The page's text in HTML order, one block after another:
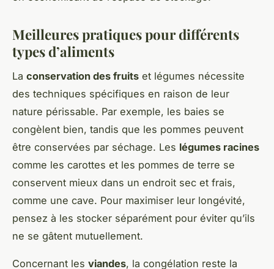
Meilleures pratiques pour différents
types d’aliments
La conservation des fruits et légumes nécessite
des techniques spécifiques en raison de leur
nature périssable. Par exemple, les baies se
congèlent bien, tandis que les pommes peuvent
être conservées par séchage. Les légumes racines
comme les carottes et les pommes de terre se
conservent mieux dans un endroit sec et frais,
comme une cave. Pour maximiser leur longévité,
pensez à les stocker séparément pour éviter qu’ils
ne se gâtent mutuellement.
Concernant les viandes, la congélation reste la